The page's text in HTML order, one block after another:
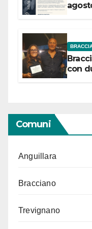
con
Comuni
Anguillara
Bracciano
Trevignano